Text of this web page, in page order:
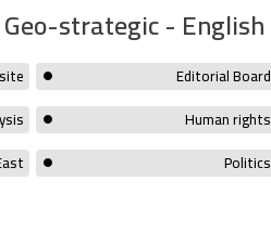
Geo-strategic - English
Editorial Board
Human rights
Politics